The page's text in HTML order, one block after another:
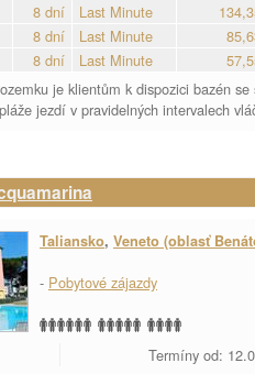
8 dní Last Minute
8 dní Last Minute
8 dní Last Minute
je klientům k dispozici bazén
jezdí v pravidelných intervalech
Taliansko, Veneto (oblasť
- Pobytové zájazdy
Termíny od: